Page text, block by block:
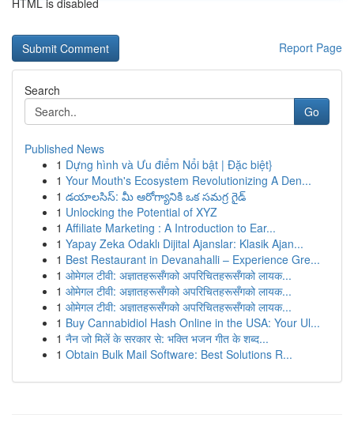
HTML is disabled
Report Page
Search
Go
Published News
1 Dựng hình và Ưu điểm Nổi bật | Đặc biệt}
1 Your Mouth's Ecosystem Revolutionizing A Den...
1 డయాలసిస్: మీ ఆరోగ్యానికి ఒక సమగ్ర గైడ్
1 Unlocking the Potential of XYZ
1 Affiliate Marketing : A Introduction to Ear...
1 Yapay Zeka Odaklı Dijital Ajanslar: Klasik Ajan...
1 Best Restaurant in Devanahalli – Experience Gre...
1 ओमेगल टीवी: अज्ञातहरूसँगको अपरिचितहरूसँगको लायक...
1 ओमेगल टीवी: अज्ञातहरूसँगको अपरिचितहरूसँगको लायक...
1 ओमेगल टीवी: अज्ञातहरूसँगको अपरिचितहरूसँगको लायक...
1 Buy Cannabidiol Hash Online in the USA: Your Ul...
1 नैन जो मिलें के सरकार से: भक्ति भजन गीत के शब्द...
1 Obtain Bulk Mail Software: Best Solutions R...